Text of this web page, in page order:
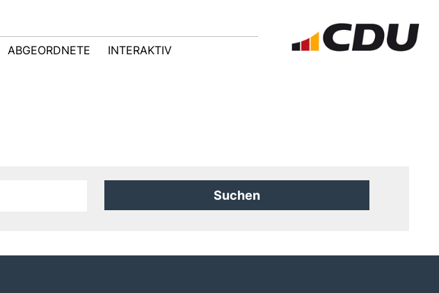
ABGEORDNETE INTERAKTIV